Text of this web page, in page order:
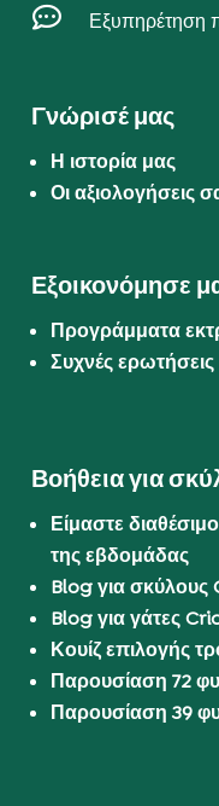
 Εξυπηρέτηση
Γνώρισέ μας
Η ιστορία μας
Οι αξιολογήσεις
Εξοικονόμησε
Προγράμματα
Συχνές
Βοήθεια για
Είμαστε
της εβδομάδας
Blog για
Blog για γάτες
Κουίζ επιλογής
Παρουσίαση 72
Παρουσίαση 39